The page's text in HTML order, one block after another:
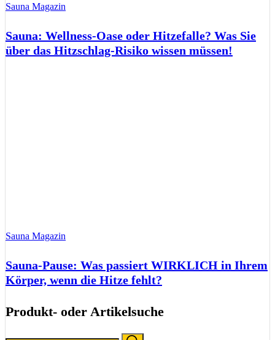
Sauna Magazin
Sauna: Wellness-Oase oder Hitzefalle? Was Sie
über das Hitzschlag-Risiko wissen müssen!
Sauna Magazin
Sauna-Pause: Was passiert WIRKLICH in Ihrem
Körper, wenn die Hitze fehlt?
Produkt- oder Artikelsuche
Search